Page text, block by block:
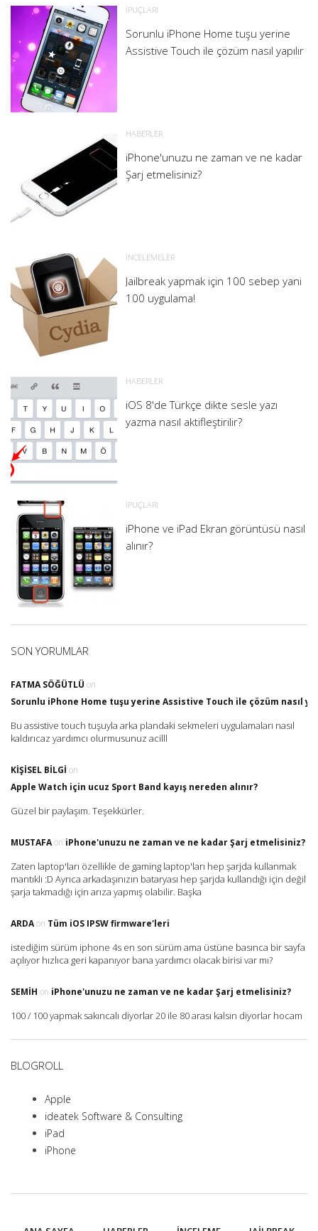
İPUÇLARI
Sorunlu iPhone Home tuşu yerine
Assistive Touch ile çözüm nasıl yapılır
HABERLER
iPhone'unuzu ne zaman ve ne kadar
Şarj etmelisiniz?
İNCELEMELER
Jailbreak yapmak için 100 sebep yani
100 uygulama!
HABERLER
iOS 8'de Türkçe dikte sesle yazı
yazma nasıl aktifleştirilir?
İPUÇLARI
iPhone ve iPad Ekran görüntüsü nasıl
alınır?
SON YORUMLAR
FATMA SÖĞÜTLÜ on
Sorunlu iPhone Home tuşu yerine Assistive Touch ile çözüm nasıl
Bu assistive touch tuşuyla arka plandaki sekmeleri uygulamaları nasıl
kaldırıcaz yardımcı olurmusunuz acilll
KIŞISEL BILGI on
Apple Watch için ucuz Sport Band kayış nereden alınır?
Güzel bir paylaşım. Teşekkürler.
MUSTAFAon iPhone'unuzu ne zaman ve ne kadar Şarj etmelisiniz?
Zaten laptop'ları özellikle de gaming laptop'ları hep şarjda kullanmak
mantıklı :D Ayrıca arkadaşınızın bataryası hep şarjda kullandığı için değil
şarja takmadığı için arıza yapmış olabilir. Başka
ARDAon Tüm iOS IPSW firmware'leri
istediğim sürüm iphone 4s en son sürüm ama üstüne basınca bir sayfa
açılıyor hızlıca geri kapanıyor bana yardımcı olacak birisi var mı?
SEMIH on iPhone'unuzu ne zaman ve ne kadar Şarj etmelisiniz?
100 / 100 yapmak sakıncalı diyorlar 20 ile 80 arası kalsın diyorlar hocam
BLOGROLL
Apple
ideatek Software & Consulting
iPad
iPhone